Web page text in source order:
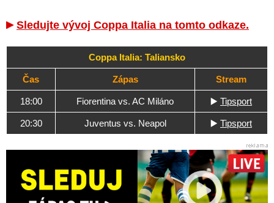
Sledujte vývoj Coppa Italia na tomto odkaze.
Coppa Italia: Taliansko
Čas Zápas Stream
18:00 Fiorentina vs. AC Miláno ▶️ Tipsport
20:30 Juventus vs. Neapol ▶️ Tipsport